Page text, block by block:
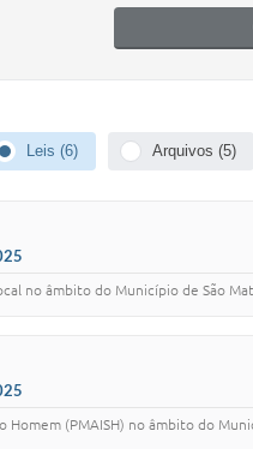
Leis (6) Arquivos (5)
no âmbito do Município de São
(PMAISH) no âmbito do